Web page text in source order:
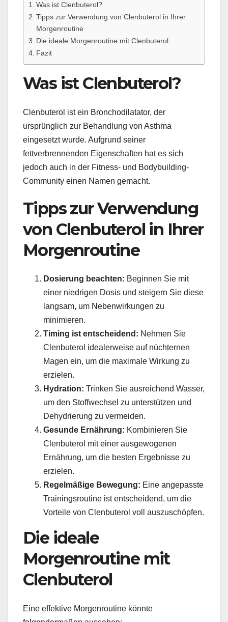
Was ist Clenbuterol?
Tipps zur Verwendung von Clenbuterol in Ihrer
Morgenroutine
Die ideale Morgenroutine mit Clenbuterol
Fazit
Was ist Clenbuterol?
Clenbuterol ist ein Bronchodilatator, der
ursprünglich zur Behandlung von Asthma
eingesetzt wurde. Aufgrund seiner
fettverbrennenden Eigenschaften hat es sich
jedoch auch in der Fitness- und Bodybuilding-
Community einen Namen gemacht.
Tipps zur Verwendung
von Clenbuterol in Ihrer
Morgenroutine
Dosierung beachten: Beginnen Sie mit
einer niedrigen Dosis und steigern Sie diese
langsam, um Nebenwirkungen zu
minimieren.
Timing ist entscheidend: Nehmen Sie
Clenbuterol idealerweise auf nüchternen
Magen ein, um die maximale Wirkung zu
erzielen.
Hydration: Trinken Sie ausreichend Wasser,
um den Stoffwechsel zu unterstützen und
Dehydrierung zu vermeiden.
Gesunde Ernährung: Kombinieren Sie
Clenbuterol mit einer ausgewogenen
Ernährung, um die besten Ergebnisse zu
erzielen.
Regelmäßige Bewegung: Eine angepasste
Trainingsroutine ist entscheidend, um die
Vorteile von Clenbuterol voll auszuschöpfen.
Die ideale
Morgenroutine mit
Clenbuterol
Eine effektive Morgenroutine könnte